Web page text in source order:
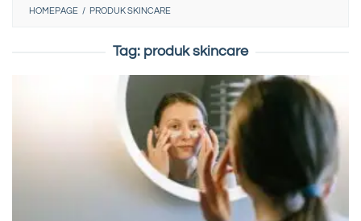
HOMEPAGE / PRODUK SKINCARE
Tag: produk skincare